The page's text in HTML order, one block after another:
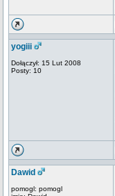
yogiii
Dołączył: 15 Lut 2008
Posty: 10
Dawid
pomogl: pomogl